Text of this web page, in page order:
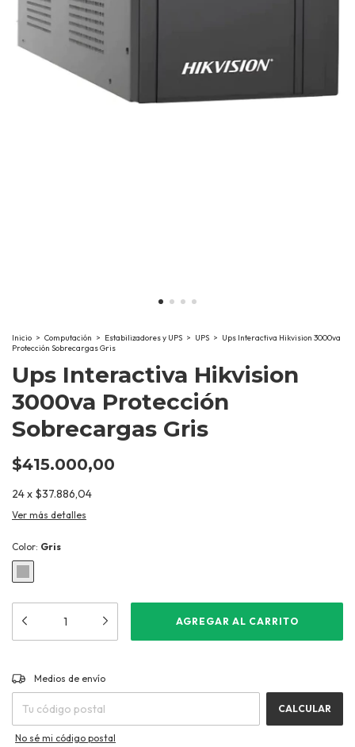
Inicio > Computación > Estabilizadores y UPS > UPS > Ups Interactiva Hikvision 3000va
Protección Sobrecargas Gris
Ups Interactiva Hikvision
3000va Protección
Sobrecargas Gris
$415.000,00
24x $37.886,04
Ver más detalles
Color: Gris
Entregas para el CP:
Medios de envío
CALCULAR
No sé mi código postal